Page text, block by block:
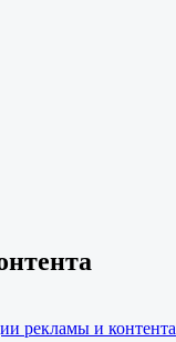
рекламы и контента